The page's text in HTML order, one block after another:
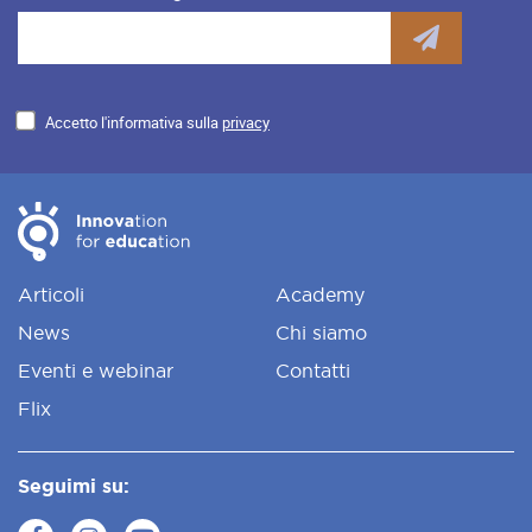
Accetto l'informativa sulla privacy
Articoli
News
Eventi e webinar
Flix
Academy
Chi siamo
Contatti
Seguimi su: